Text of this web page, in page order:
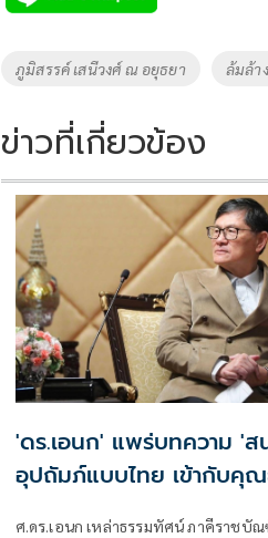
b
o
k
er y
Li
k
Tags
ภูมิสรรค์ เสนีวงศ์ ณ อยุธยา ล้มล้า
ข่าวที่เกี่ยวข้อง
'ดร.เอนก' แพร่บทความ 'ส
อุปถัมภ์แบบไทย เข้ากับคุณ
ศ.ดร.เอนก เหล่าธรรมทัศน์ ภาคีราชบั